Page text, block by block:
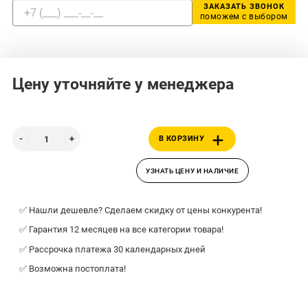
ЗАКАЗАТЬ ЗВОНОК
поможем с выбором
Цену уточняйте у менеджера
В КОРЗИНУ
УЗНАТЬ ЦЕНУ И НАЛИЧИЕ
✅ Нашли дешевле? Сделаем скидку от цены конкурента!
✅ Гарантия 12 месяцев на все категории товара!
✅ Рассрочка платежа 30 календарных дней
✅ Возможна постоплата!